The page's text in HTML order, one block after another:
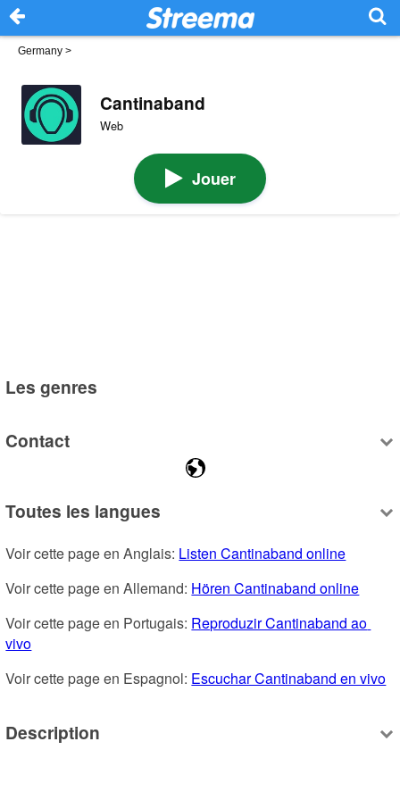
Germany >
Cantinaband
Web
Jouer
Les genres
Contact
Toutes les langues
Voir cette page en Anglais: Listen Cantinaband online
Voir cette page en Allemand: Hören Cantinaband online
Voir cette page en Portugais: Reproduzir Cantinaband ao
vivo
Voir cette page en Espagnol: Escuchar Cantinaband en vivo
Description